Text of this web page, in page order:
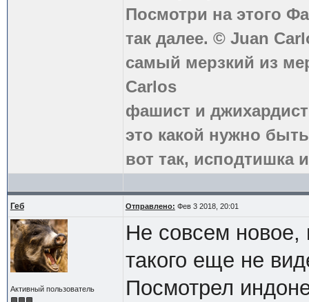
Посмотри на этого
так далее. © Juan
самый мерзкий из
Carlos
фашист и
это какой нужно
вот так, исподтишка
Геб Отправлено: Фев 3 2018, 20:01
Активный пользователь
Не совсем новое,
такого еще не
Посмотрел